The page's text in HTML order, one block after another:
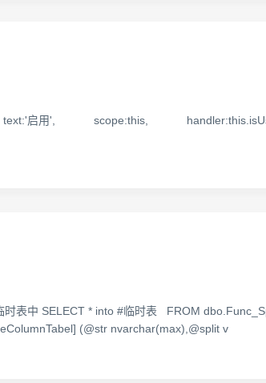
text:'启用', scope:this,
表中 SELECT * into #临时表 FROM
(@str nvarchar(max),@split v